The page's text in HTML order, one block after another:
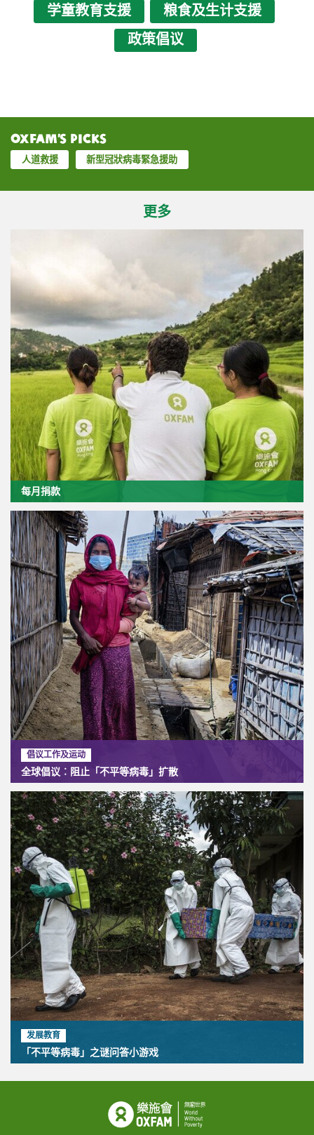
学童教育支援
粮食及生计支援
政策倡议
Oxfam’s Picks
人道救援 新型冠狀病毒緊急援助
更多
每月捐款
倡议工作及运动
全球倡议︰阻止「不平等病毒」扩散
发展教育
「不平等病毒」之谜问答小游戏